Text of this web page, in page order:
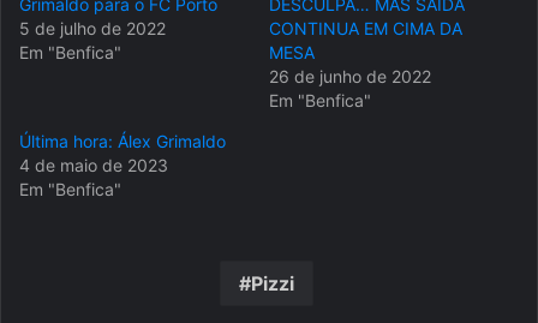
Grimaldo para o FC Porto
5 de julho de 2022
Em "Benfica"
DESCULPA… MAS SAÍDA
CONTINUA EM CIMA DA
MESA
26 de junho de 2022
Em "Benfica"
Última hora: Álex Grimaldo
4 de maio de 2023
Em "Benfica"
Pizzi